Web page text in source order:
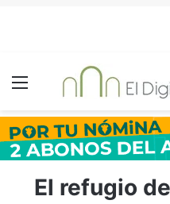
Menú
El refugio